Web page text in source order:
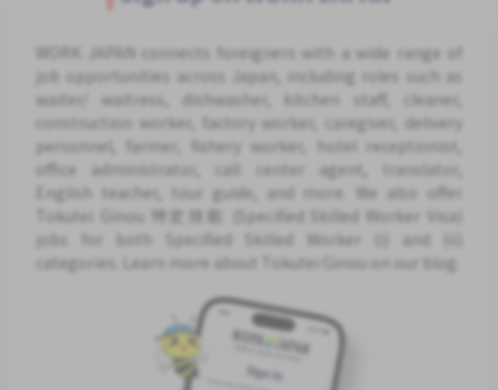
WORK JAPAN connects foreigners with a wide range of
job opportunities across Japan, including roles such as
waiter/ waitress, dishwasher, kitchen staff, cleaner,
construction worker, factory worker, caregiver, delivery
personnel, farmer, fishery worker, hotel receptionist,
office administrator, call center agent, translator,
English teacher, tour guide, and more. We also offer
Tokutei Ginou 特定技能 (Specified Skilled Worker Visa)
jobs for both Specified Skilled Worker (i) and (ii)
categories. Learn more about Tokutei Ginou on our blog.